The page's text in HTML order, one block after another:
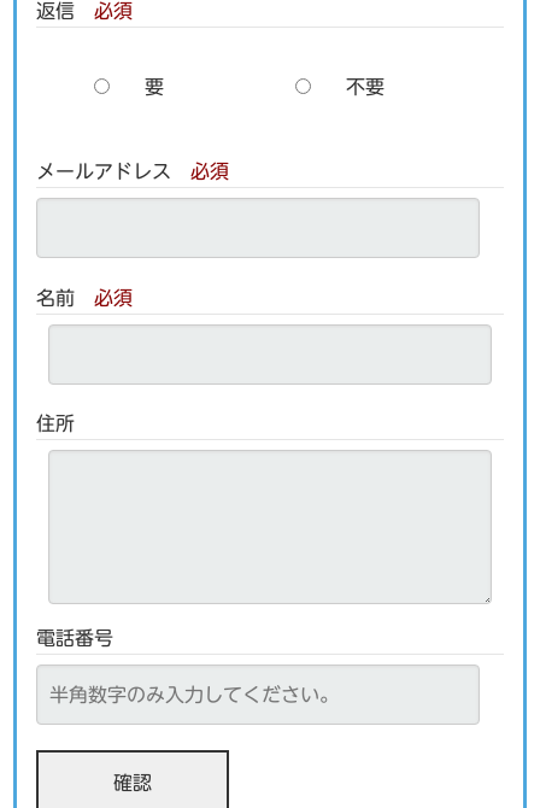
返信 必須
要 不要
メールアドレス 必須
名前 必須
住所
電話番号